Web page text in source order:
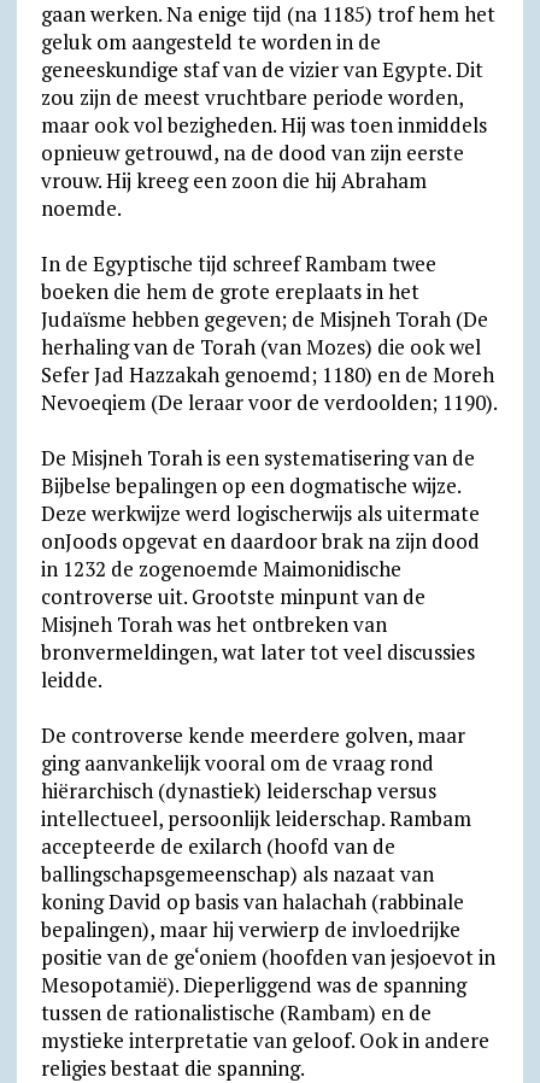
gaan werken. Na enige tijd (na 1185) trof hem het
geluk om aangesteld te worden in de
geneeskundige staf van de vizier van Egypte. Dit
zou zijn de meest vruchtbare periode worden,
maar ook vol bezigheden. Hij was toen inmiddels
opnieuw getrouwd, na de dood van zijn eerste
vrouw. Hij kreeg een zoon die hij Abraham
noemde.
In de Egyptische tijd schreef Rambam twee
boeken die hem de grote ereplaats in het
Judaïsme hebben gegeven; de Misjneh Torah (De
herhaling van de Torah (van Mozes) die ook wel
Sefer Jad Hazzakah genoemd; 1180) en de Moreh
Nevoeqiem (De leraar voor de verdoolden; 1190).
De Misjneh Torah is een systematisering van de
Bijbelse bepalingen op een dogmatische wijze.
Deze werkwijze werd logischerwijs als uitermate
onJoods opgevat en daardoor brak na zijn dood
in 1232 de zogenoemde Maimonidische
controverse uit. Grootste minpunt van de
Misjneh Torah was het ontbreken van
bronvermeldingen, wat later tot veel discussies
leidde.
De controverse kende meerdere golven, maar
ging aanvankelijk vooral om de vraag rond
hiërarchisch (dynastiek) leiderschap versus
intellectueel, persoonlijk leiderschap. Rambam
accepteerde de exilarch (hoofd van de
ballingschapsgemeenschap) als nazaat van
koning David op basis van halachah (rabbinale
bepalingen), maar hij verwierp de invloedrijke
positie van de ge‘oniem (hoofden van jesjoevot in
Mesopotamië). Dieperliggend was de spanning
tussen de rationalistische (Rambam) en de
mystieke interpretatie van geloof. Ook in andere
religies bestaat die spanning.